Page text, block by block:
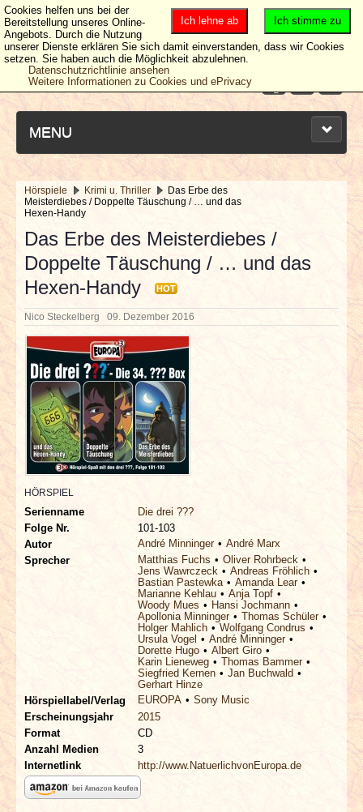
MENU
NEUESTE ARTIKEL
NEWS & DATES
BERICHTE
VERLOSUNGEN
INTERVIEWS
SPECIALS
REDAKTION
LINKS
ARCHIV
Hörspiele Krimi u. Thriller
Das Erbe des
Meisterdiebes / Doppelte Täuschung / … und das
Hexen-Handy
Das Erbe des Meisterdiebes /
Doppelte Täuschung / … und das
Hexen-Handy
HOT
Nico Steckelberg 09. Dezember 2016
HÖRSPIEL
Serienname
Die drei ???
Folge Nr.
101-103
Autor
André Minninger
André Marx
Sprecher
Matthias Fuchs
Oliver Rohrbeck
Jens Wawrczeck
Andreas Fröhlich
Bastian Pastewka
Amanda Lear
Marianne Kehlau
Anja Topf
Woody Mues
Hansi Jochmann
Apollonia Minninger
Thomas Schüler
Holger Mahlich
Wolfgang Condrus
Ursula Vogel
André Minninger
Dorette Hugo
Albert Giro
Karin Lieneweg
Thomas Bammer
Siegfried Kernen
Jan Buchwald
Gerhart Hinze
Hörspiellabel/Verlag
EUROPA
Sony Music
Erscheinungsjahr
2015
Format
CD
Anzahl Medien
3
Internetlink
http://www.NatuerlichvonEuropa.de
Ich stimme zu
Ich lehne ab
Cookies helfen uns bei der
Bereitstellung unseres Online-
Angebots. Durch die Nutzung
unserer Dienste erklären Sie sich damit einverstanden, dass wir Cookies
setzen. Sie haben auch die Möglichkeit abzulehnen.
Datenschutzrichtlinie ansehen
Weitere Informationen zu Cookies und ePrivacy